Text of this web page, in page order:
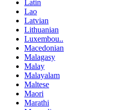
Latin
Lao
Latvian
Lithuanian
Luxembou..
Macedonian
Malagasy
Malay
Malayalam
Maltese
Maori
Marathi